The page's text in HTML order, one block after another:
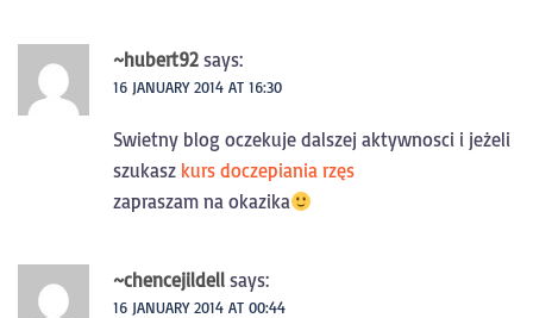
~hubert92 says:
16 JANUARY 2014 AT 16:30
Swietny blog oczekuje dalszej aktywnosci i jeżeli
szukasz kurs doczepiania rzęs
zapraszam na okazika
~chencejildell says:
16 JANUARY 2014 AT 00:44